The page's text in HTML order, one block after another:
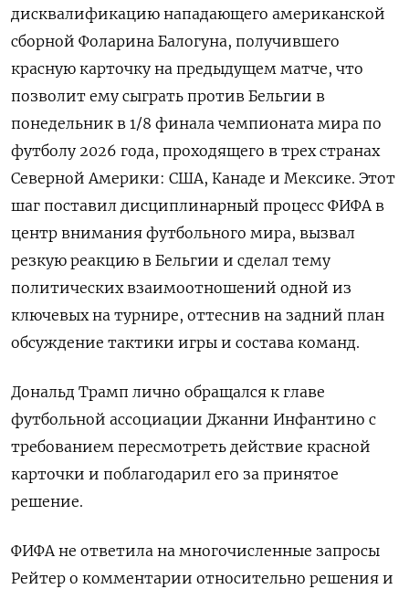
дисквалификацию нападающего американской
сборной Фоларина Балогуна, получившего
красную карточку на предыдущем матче, что
позволит ему сыграть против Бельгии в
понедельник в 1/8 финала чемпионата мира по
футболу 2026 года, проходящего в ‌трех странах
Северной Америки: США, Канаде и Мексике. Этот
шаг поставил дисциплинарный процесс ФИФА в
центр внимания футбольного мира, вызвал
резкую реакцию в Бельгии и сделал тему
политических взаимоотношений одной из
ключевых на турнире, оттеснив на задний план
обсуждение тактики ​игры и состава команд.
Дональд Трамп лично ​обращался к главе
футбольной ассоциации Джанни Инфантино ​с
требованием ⁠пересмотреть действие красной
карточки и поблагодарил его за принятое
решение.
ФИФА не ответила на ‌многочисленные запросы
Рейтер о комментарии относительно решения и